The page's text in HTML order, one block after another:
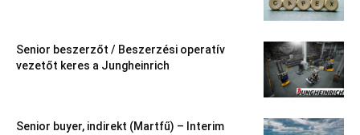
Senior beszerzőt / Beszerzési operatív
vezetőt keres a Jungheinrich
Senior buyer, indirekt (Martfű) – Interim